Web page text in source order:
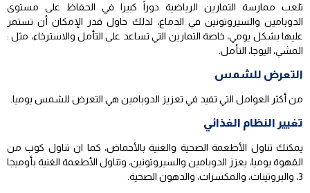
تلعب ممارسة التمارين الرياضية دوراً كبيرا في الحفاظ على مستوى
الدوبامين والسيروتونين في الدماغ، لذلك حاول قدر الإمكان أن تستمر
عليها بشكل يومي، خاصة التمارين التي تساعد على التأمل والاسترخاء، مثل :
المشي، اليوجا، التأمل.
التعرض للشمس
من أكثر العوامل التي تفيد في تعزيز الدوبامين هي التعرض للشمس يوميا.
تغيير النظام الغذائي
يمكنك تناول الأطعمة الصحية والغنية بالأحماض، كما ان تناول كوب من
القهوة يوميا، يعزز الدوبامين والسيروتونين، وتناول الأطعمة الغنية بأوميجا
3، والبروتينات، والمكسرات، والدهون الصحية.